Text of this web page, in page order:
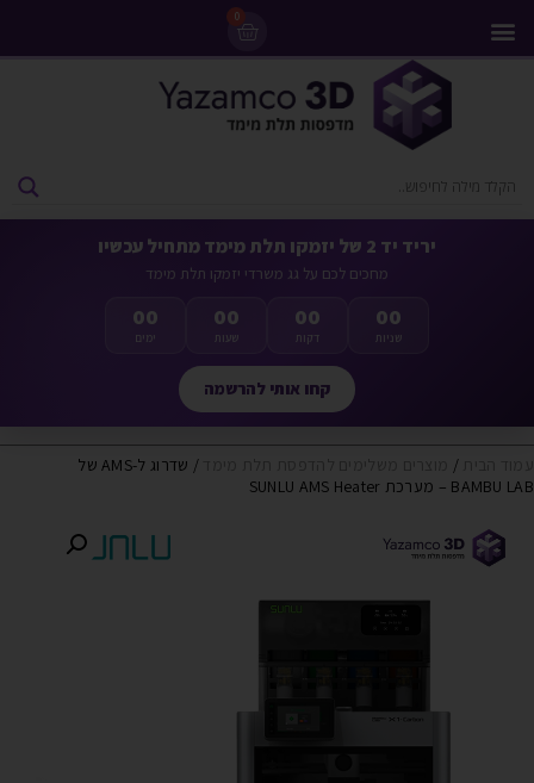
0
יריד יד 2 של יזמקו תלת מימד מתחיל עכשיו
מחכים לכם על גג משרדי יזמקו תלת מימד
00
ימים
00
שעות
00
דקות
00
שניות
קחו אותי להרשמה
/
/ שדרוג ל-AMS של
BAMBU LAB – מערכת SUNLU AMS Heater